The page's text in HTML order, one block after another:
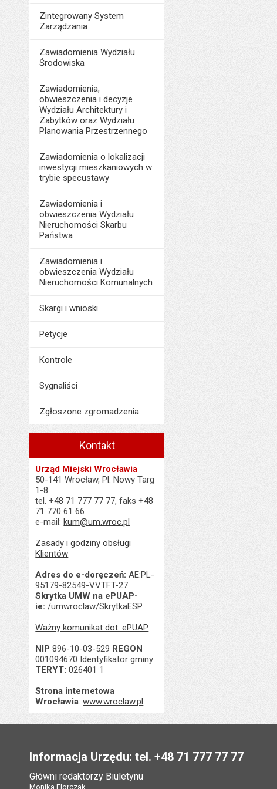
Zintegrowany System
Zarządzania
Zawiadomienia Wydziału
Środowiska
Zawiadomienia,
obwieszczenia i decyzje
Wydziału Architektury i
Zabytków oraz Wydziału
Planowania Przestrzennego
Zawiadomienia o lokalizacji
inwestycji mieszkaniowych w
trybie specustawy
Zawiadomienia i
obwieszczenia Wydziału
Nieruchomości Skarbu
Państwa
Zawiadomienia i
obwieszczenia Wydziału
Nieruchomości Komunalnych
Skargi i wnioski
Petycje
Kontrole
Sygnaliści
Zgłoszone zgromadzenia
Kontakt
Urząd Miejski Wrocławia
50-141 Wrocław, Pl. Nowy Targ
1-8
tel. +48 71 777 77 77, faks +48
71 770 61 66
e-mail:kum@um.wroc.pl
Zasady i godziny obsługi
Klientów
Adres do e-doręczeń: AE:PL-
95179-82549-VVTFT-27
Skrytka UMW na ePUAP-
ie: /umwroclaw/SkrytkaESP
Ważny komunikat dot. ePUAP
NIP 896-10-03-529 REGON
001094670 Identyfikator gminy
TERYT: 026401 1
Strona internetowa
Wrocławia:www.wroclaw.pl
Informacja Urzędu: tel. +48 71 777 77 77
Główni redaktorzy Biuletynu
Monika Florczak